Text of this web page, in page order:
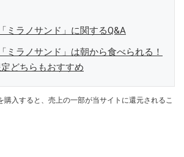
ミラノサンド」に関するQ&A
ミラノサンド」は朝から食べられる！
どちらもおすすめ
購入すると、売上の一部が当サイトに還元されるこ